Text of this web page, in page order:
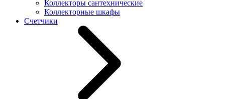
Коллекторы сантехнические
Коллекторные шкафы
Счетчики